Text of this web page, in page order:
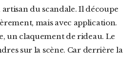
mais avec application.
un claquement de rideau. Le
sur la scène. Car derrière la